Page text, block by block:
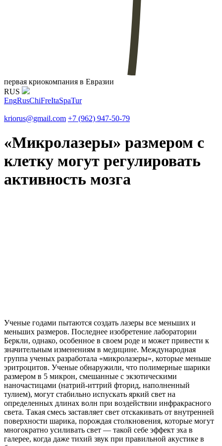
первая криокомпания в Евразии
RUS
EngRusChiFreItaSpaTur
kriorus@gmail.com +7 (962) 947-50-79
«Микролазеры» размером с
клетку могут регулировать
активность мозга
Ученые годами пытаются создать лазеры все меньших и
меньших размеров. Последнее изобретение лаборатории
Беркли, однако, особенное в своем роде и может привести к
значительным изменениям в медицине. Международная
группа ученых разработала «микролазеры», которые меньше
эритроцитов. Ученые обнаружили, что полимерные шарики
размером в 5 микрон, смешанные с экзотическими
наночастицами (натрий-иттрий фторид, наполненный
тулием), могут стабильно испускать яркий свет на
определенных длинах волн при воздействии инфракрасного
света. Такая смесь заставляет свет отскакивать от внутренней
поверхности шарика, порождая столкновения, которые могут
многократно усиливать свет — такой себе эффект эха в
галерее, когда даже тихий звук при правильной акустике в